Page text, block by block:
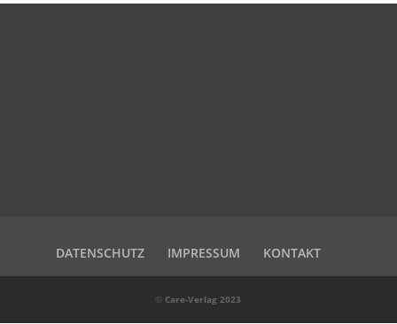
DATENSCHUTZ
DATENSCHUTZ IMPRESSUM KONTAKT
© Care-Verlag 2023